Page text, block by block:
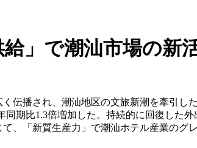
給」で潮汕市場の新
伝播され、潮汕地区の文旅新潮を牽引し
期比1.3倍増加した。持続的に回復した
、「新質生産力」で潮汕ホテル産業のグ